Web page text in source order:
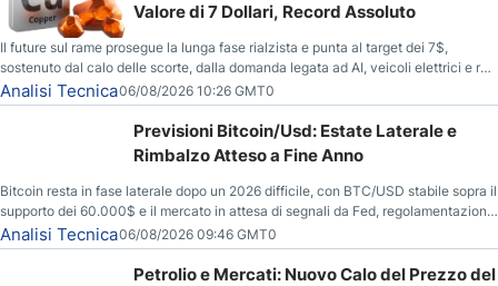
Valore di 7 Dollari, Record Assoluto
Il future sul rame prosegue la lunga fase rialzista e punta al target dei 7$,
sostenuto dal calo delle scorte, dalla domanda legata ad AI, veicoli elettrici e reti
energetiche, e dai timori di deficit produttivo dal 2028.
Analisi Tecnica06/08/2026 10:26 GMT0
Previsioni Bitcoin/Usd: Estate Laterale e
Rimbalzo Atteso a Fine Anno
Bitcoin resta in fase laterale dopo un 2026 difficile, con BTC/USD stabile sopra il
supporto dei 60.000$ e il mercato in attesa di segnali da Fed, regolamentazione
USA ed elezioni di medio termine.
Analisi Tecnica06/08/2026 09:46 GMT0
Petrolio e Mercati: Nuovo Calo del Prezzo del